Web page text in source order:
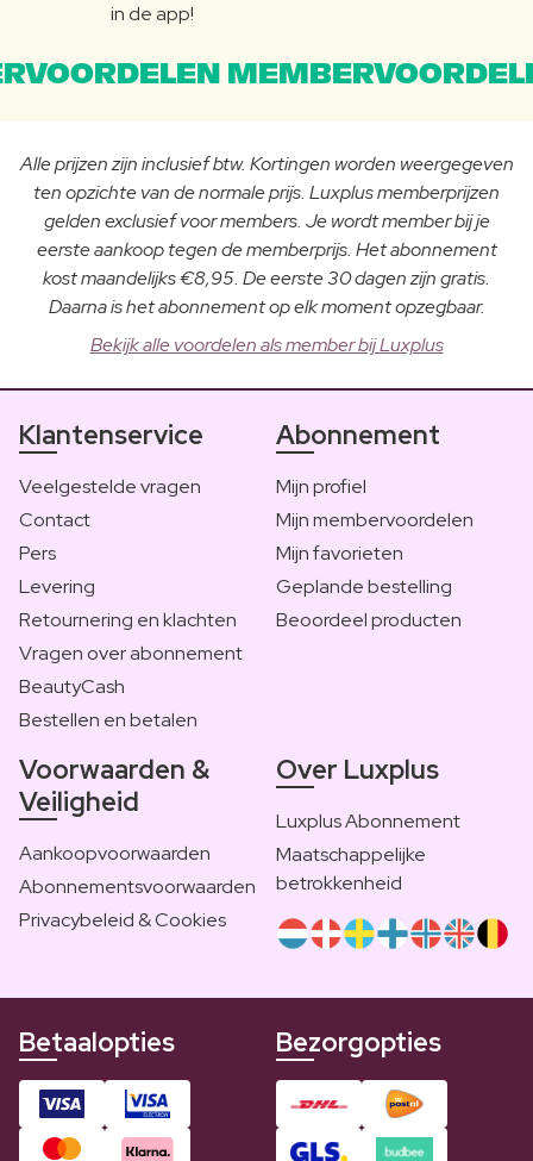
in de app!
Alle prijzen zijn inclusief btw. Kortingen worden weergegeven
ten opzichte van de normale prijs. Luxplus memberprijzen
gelden exclusief voor members. Je wordt member bij je
eerste aankoop tegen de memberprijs. Het abonnement
kost maandelijks €8,95. De eerste 30 dagen zijn gratis.
Daarna is het abonnement op elk moment opzegbaar.
Bekijk alle voordelen als member bij Luxplus
Klantenservice
Veelgestelde vragen
Contact
Pers
Levering
Retournering en klachten
Vragen over abonnement
BeautyCash
Bestellen en betalen
Abonnement
Mijn profiel
Mijn membervoordelen
Mijn favorieten
Geplande bestelling
Beoordeel producten
Voorwaarden &
Veiligheid
Aankoopvoorwaarden
Abonnementsvoorwaarden
Privacybeleid & Cookies
Over Luxplus
Luxplus Abonnement
Maatschappelijke
betrokkenheid
Betaalopties Bezorgopties